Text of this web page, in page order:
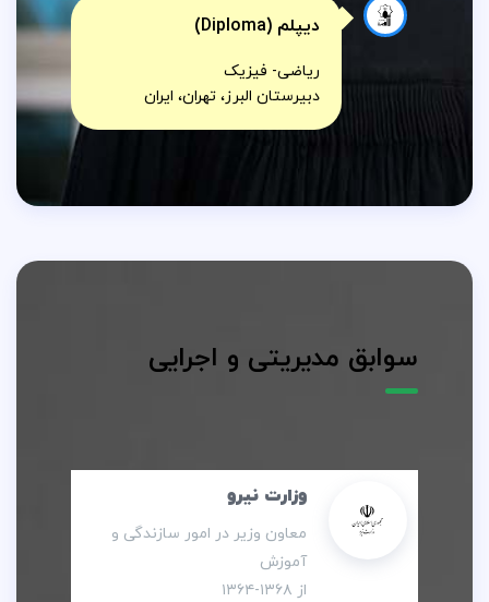
دیپلم (Diploma)
ریاضی- فیزیک
دبیرستان البرز، تهران، ایران
سوابق مدیریتی و اجرایی
وزارت نیرو
معاون وزیر در امور سازندگی و
آموزش
از ۱۳۶۸-۱۳۶۴